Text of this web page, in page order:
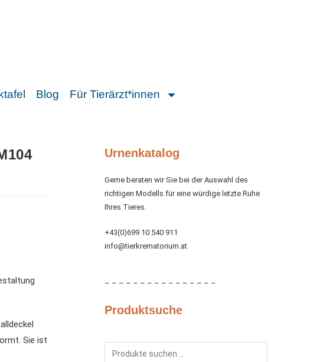
Blog Für Tierärzt*innen
Sie ist
Urnenkatalog
Gerne beraten wir Sie bei der Auswahl des
richtigen Modells für eine würdige letzte Ruhe
Ihres Tieres.
+43(0)699 10 540 911
info@tierkrematorium.at
– – – – – – – – – – – – – – – –
Produktsuche